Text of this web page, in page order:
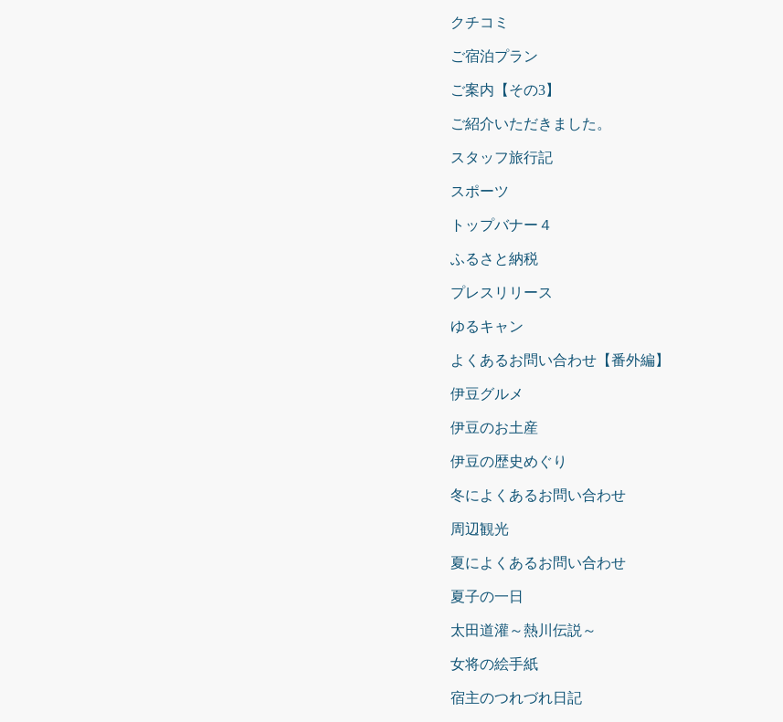
クチコミ
ご宿泊プラン
ご案内【その3】
ご紹介いただきました。
スタッフ旅行記
スポーツ
トップバナー４
ふるさと納税
プレスリリース
ゆるキャン
よくあるお問い合わせ【番外編】
伊豆グルメ
伊豆のお土産
伊豆の歴史めぐり
冬によくあるお問い合わせ
周辺観光
夏によくあるお問い合わせ
夏子の一日
太田道灌～熱川伝説～
女将の絵手紙
宿主のつれづれ日記